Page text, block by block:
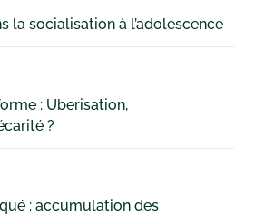
la socialisation à l’adolescence
: Uberisation,
?
: accumulation des